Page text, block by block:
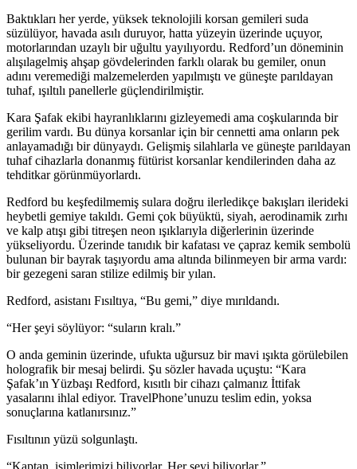
Baktıkları her yerde, yüksek teknolojili korsan gemileri suda
süzülüyor, havada asılı duruyor, hatta yüzeyin üzerinde uçuyor,
motorlarından uzaylı bir uğultu yayılıyordu. Redford’un döneminin
alışılagelmiş ahşap gövdelerinden farklı olarak bu gemiler, onun
adını veremediği malzemelerden yapılmıştı ve güneşte parıldayan
tuhaf, ışıltılı panellerle güçlendirilmiştir.
Kara Şafak ekibi hayranlıklarını gizleyemedi ama coşkularında bir
gerilim vardı. Bu dünya korsanlar için bir cennetti ama onların pek
anlayamadığı bir dünyaydı. Gelişmiş silahlarla ve güneşte parıldayan
tuhaf cihazlarla donanmış fütürist korsanlar kendilerinden daha az
tehditkar görünmüyorlardı.
Redford bu keşfedilmemiş sulara doğru ilerledikçe bakışları ilerideki
heybetli gemiye takıldı. Gemi çok büyüktü, siyah, aerodinamik zırhı
ve kalp atışı gibi titreşen neon ışıklarıyla diğerlerinin üzerinde
yükseliyordu. Üzerinde tanıdık bir kafatası ve çapraz kemik sembolü
bulunan bir bayrak taşıyordu ama altında bilinmeyen bir arma vardı:
bir gezegeni saran stilize edilmiş bir yılan.
Redford, asistanı Fısıltıya, “Bu gemi,” diye mırıldandı.
“Her şeyi söylüyor: “suların kralı.”
O anda geminin üzerinde, ufukta uğursuz bir mavi ışıkta görülebilen
holografik bir mesaj belirdi. Şu sözler havada uçuştu: “Kara
Şafak’ın Yüzbaşı Redford, kısıtlı bir cihazı çalmanız İttifak
yasalarını ihlal ediyor. TravelPhone’unuzu teslim edin, yoksa
sonuçlarına katlanırsınız.”
Fısıltının yüzü solgunlaştı.